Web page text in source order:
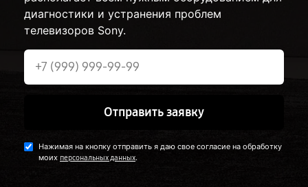
диагностики и устранения проблем
телевизоров Sony.
Отправить заявку
Нажимая на кнопку отправить я даю свое согласие на обработку
моих персональных данных.